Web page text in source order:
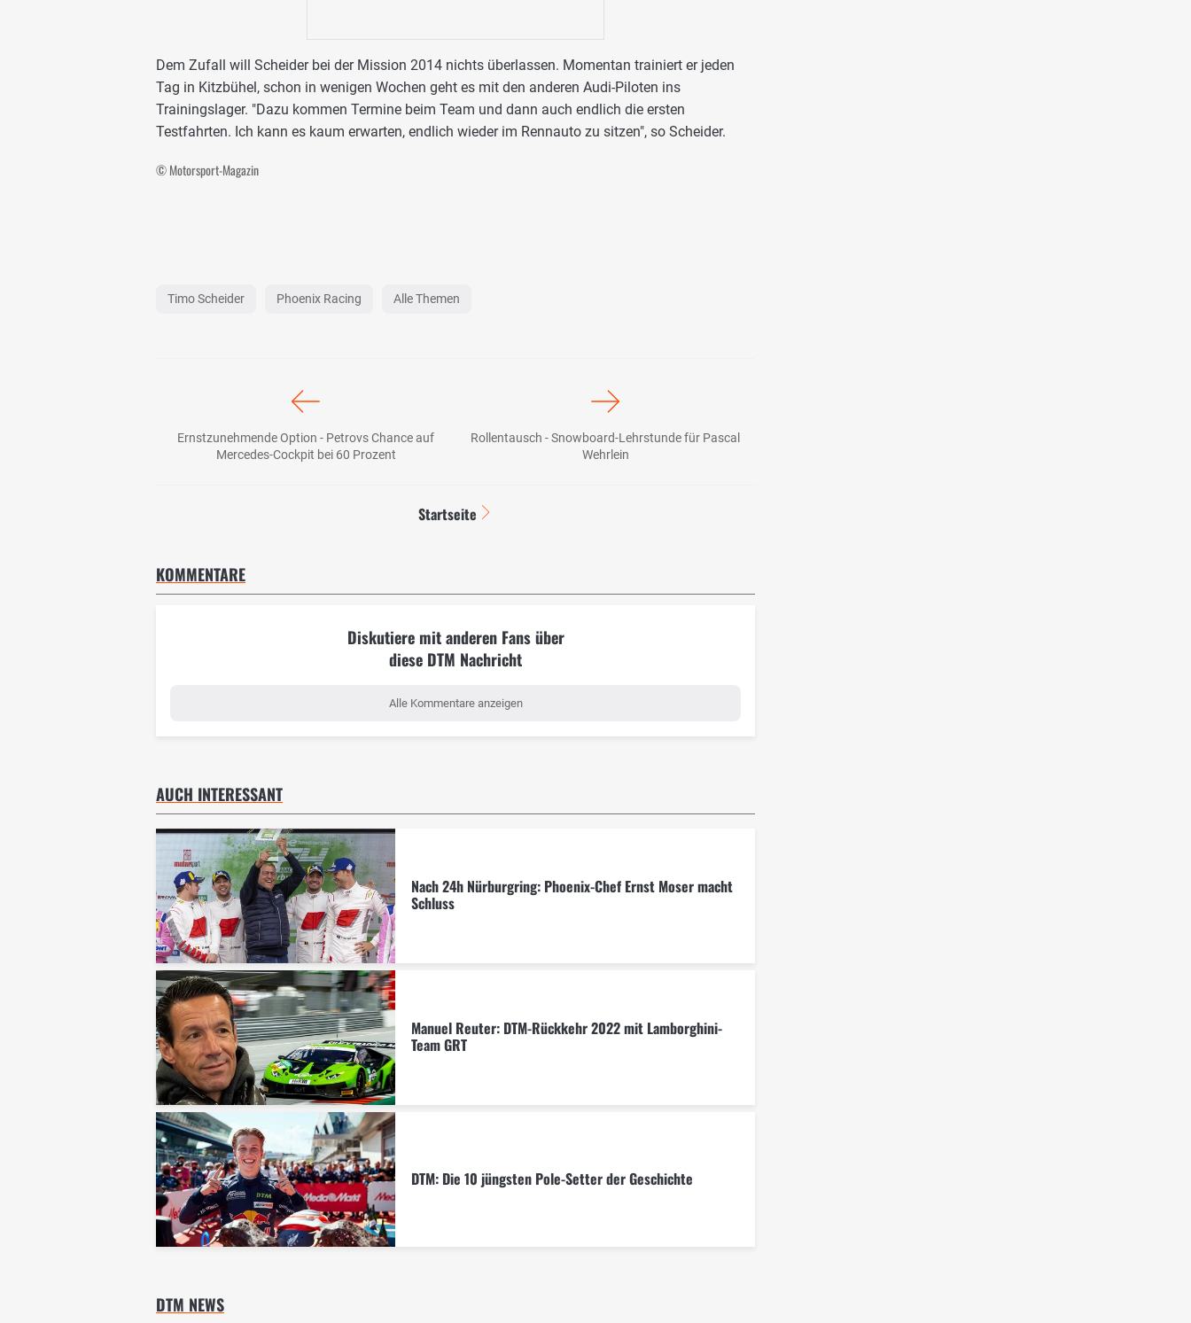
Dem Zufall will Scheider bei der Mission 2014 nichts überlassen. Momentan trainiert er jeden
Tag in Kitzbühel, schon in wenigen Wochen geht es mit den anderen Audi-Piloten ins
Trainingslager. "Dazu kommen Termine beim Team und dann auch endlich die ersten
Testfahrten. Ich kann es kaum erwarten, endlich wieder im Rennauto zu sitzen", so Scheider.
© Motorsport-Magazin
Timo Scheider Phoenix Racing Alle Themen
Ernstzunehmende Option - Petrovs Chance auf
Mercedes-Cockpit bei 60 Prozent
Rollentausch - Snowboard-Lehrstunde für Pascal
Wehrlein
Startseite
KOMMENTARE
Diskutiere mit anderen Fans über
diese DTM Nachricht
Alle Kommentare anzeigen
AUCH INTERESSANT
Nach 24h Nürburgring: Phoenix-Chef Ernst Moser macht
Schluss
Manuel Reuter: DTM-Rückkehr 2022 mit Lamborghini-
Team GRT
DTM: Die 10 jüngsten Pole-Setter der Geschichte
DTM NEWS